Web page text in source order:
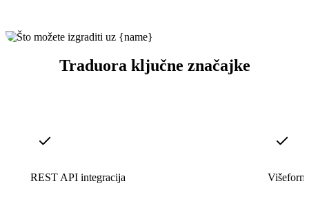
Traduora ključne značajke
REST API integracija